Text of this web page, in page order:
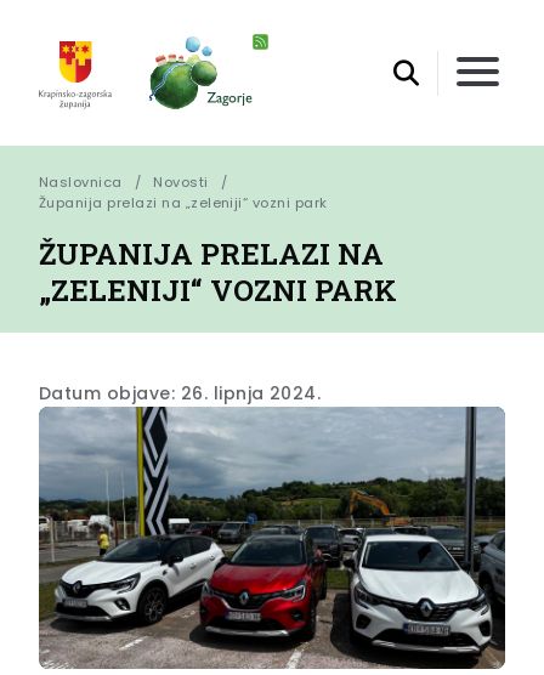
Naslovnica
Novosti
Županija prelazi na „zeleniji“ vozni park
ŽUPANIJA PRELAZI NA
„ZELENIJI“ VOZNI PARK
Datum objave: 26. lipnja 2024.